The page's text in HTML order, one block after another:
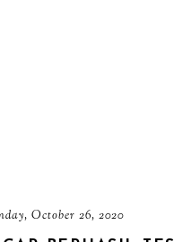
October 26, 2020